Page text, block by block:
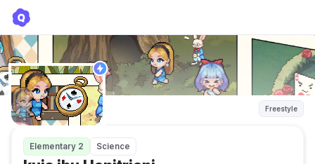
Freestyle
Elementary 2 Science